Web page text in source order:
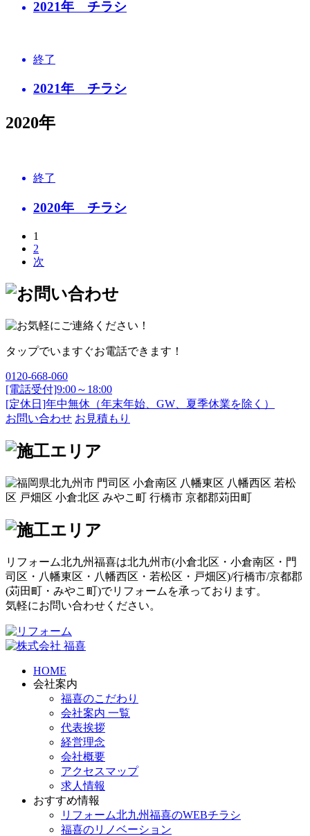
2021年 チラシ
終了
2021年 チラシ
2020年
終了
2020年 チラシ
1
2
次
タップでいますぐお電話できます！
0120-668-060
[電話受付]9:00～18:00
[定休日]年中無休（年末年始、GW、夏季休業を除く）
お問い合わせ お見積もり
リフォーム北九州福喜は北九州市(小倉北区 ・ 小倉南区 ・ 門
司区 ・ 八幡東区 ・ 八幡西区 ・ 若松区 ・ 戸畑区)/行橋市/京都郡
(苅田町 ・ みやこ町)でリフォームを承っております。
気軽にお問い合わせください。
HOME
会社案内
福喜のこだわり
会社案内 一覧
代表挨拶
経営理念
会社概要
アクセスマップ
求人情報
おすすめ情報
リフォーム北九州福喜のWEBチラシ
福喜のリノベーション